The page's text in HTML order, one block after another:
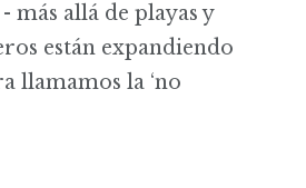
más allá de playas y
están expandiendo
llamamos la ‘no